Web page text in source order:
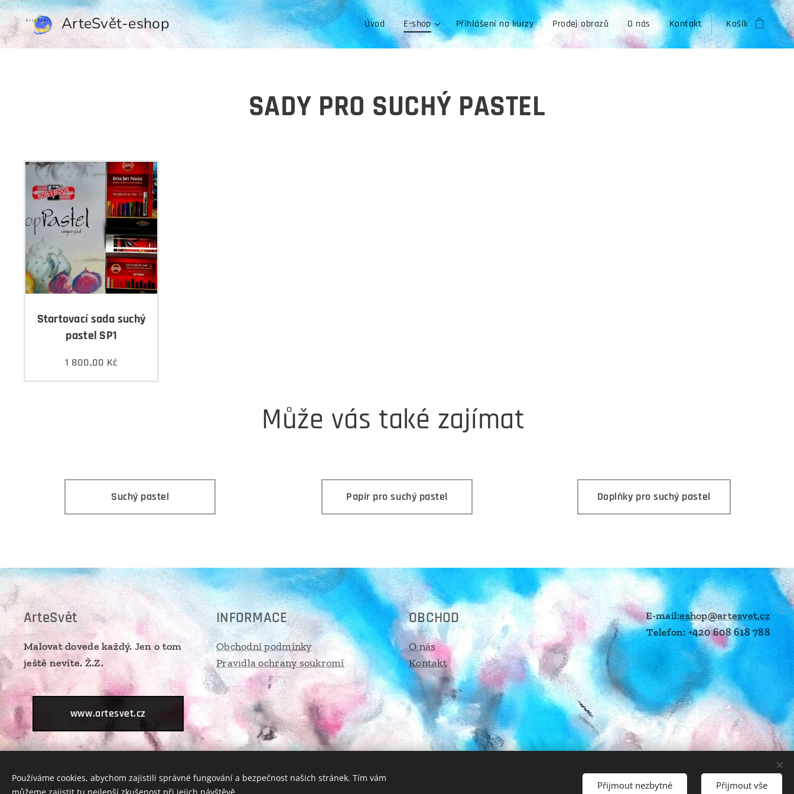
ArteSvět-eshop Úvod E-shop Přihlášení na kurzy Prodej obrazů O nás Kontakt Košík
SADY PRO SUCHÝ PASTEL
Startovací sada suchý
pastel SP1
1 800,00 Kč
Může vás také zajímat
Suchý pastel Papír pro suchý pastel Doplňky pro suchý pastel
ArteSvět
Malovat dovede každý. Jen o tom
ještě nevíte. Ž.Z.
www.artesvet.cz
INFORMACE
Obchodní podmínky
Pravidla ochrany soukromí
OBCHOD
O nás
Kontakt
E-mail:eshop@artesvet,cz
Telefon: +420 608 618 788
Používáme cookies, abychom zajistili správné fungování a bezpečnost našich stránek. Tím vám
Přijmout nezbytné Přijmout vše